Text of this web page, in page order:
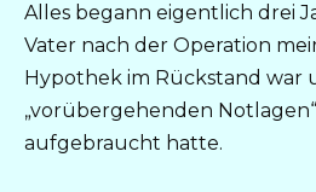
Alles begann eigentlich drei
Vater nach der Operation
Hypothek im Rückstand war
„vorübergehenden
aufgebraucht hatte.